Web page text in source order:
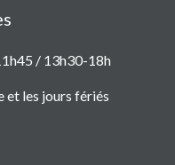
/ 13h30-18h
et les jours fériés